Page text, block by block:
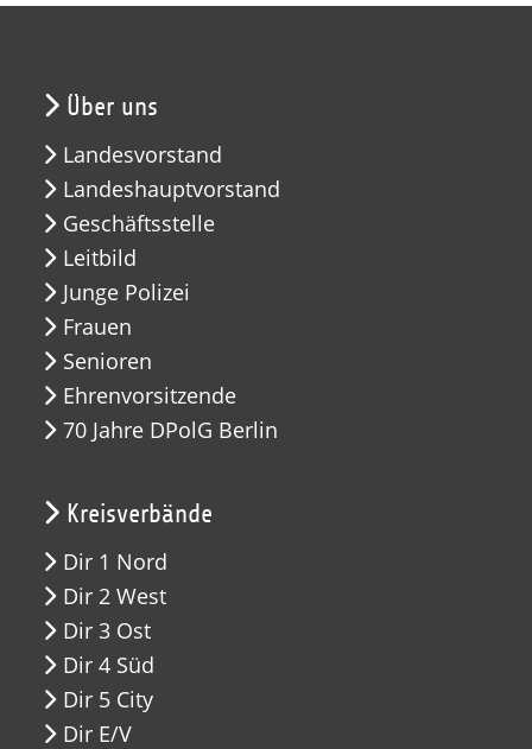
Über uns
Landesvorstand
Landeshauptvorstand
Geschäftsstelle
Leitbild
Junge Polizei
Frauen
Senioren
Ehrenvorsitzende
70 Jahre DPolG Berlin
Kreisverbände
Dir 1 Nord
Dir 2 West
Dir 3 Ost
Dir 4 Süd
Dir 5 City
Dir E/V